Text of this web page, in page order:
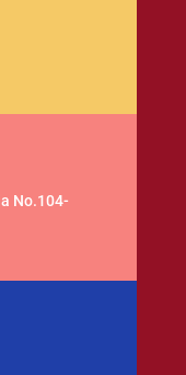
No.104-